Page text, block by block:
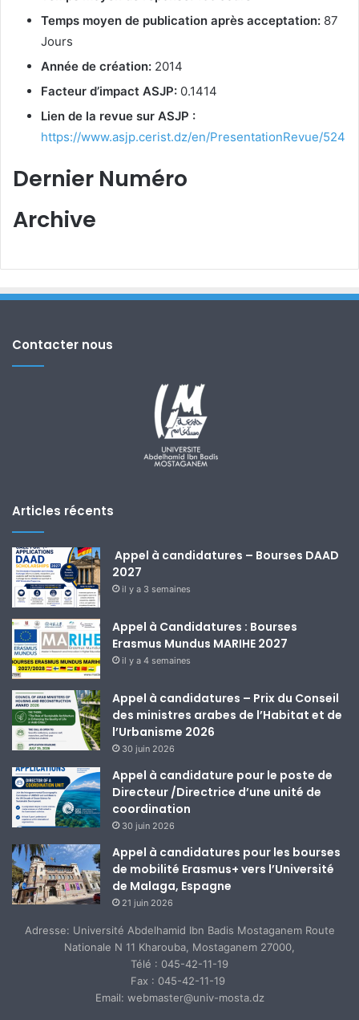
Temps moyen de publication après acceptation: 87
Jours
Année de création: 2014
Facteur d’impact ASJP: 0.1414
Lien de la revue sur ASJP :
https://www.asjp.cerist.dz/en/PresentationRevue/524
Dernier Numéro
Archive
Contacter nous
Articles récents
Appel à candidatures – Bourses DAAD
2027
il y a 3 semaines
Appel à Candidatures : Bourses
Erasmus Mundus MARIHE 2027
il y a 4 semaines
Appel à candidatures – Prix du Conseil
des ministres arabes de l’Habitat et de
l’Urbanisme 2026
30 juin 2026
Appel à candidature pour le poste de
Directeur /Directrice d’une unité de
coordination
30 juin 2026
Appel à candidatures pour les bourses
de mobilité Erasmus+ vers l’Université
de Malaga, Espagne
21 juin 2026
Adresse: Université Abdelhamid Ibn Badis Mostaganem Route
Nationale N 11 Kharouba, Mostaganem 27000,
Télé : 045-42-11-19
Fax : 045-42-11-19
Email: webmaster@univ-mosta.dz